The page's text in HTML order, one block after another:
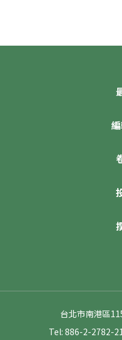
台北市南港區
Tel: 886-2-2782-